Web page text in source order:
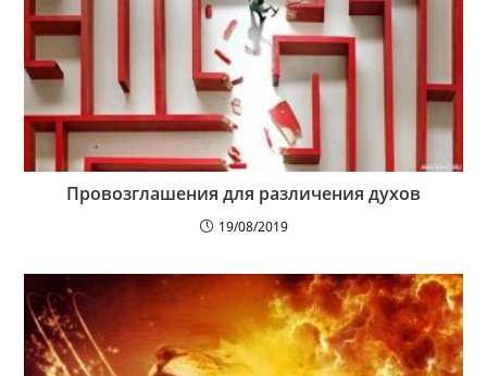
Провозглашения для различения духов
19/08/2019